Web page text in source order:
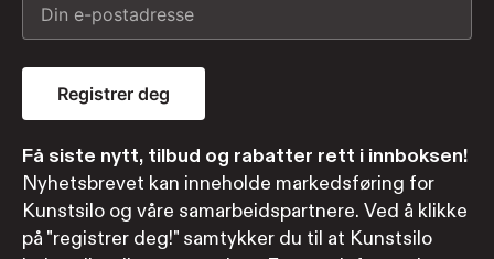
Registrer deg
Få siste nytt, tilbud og rabatter rett i innboksen!
Nyhetsbrevet kan inneholde markedsføring for
Kunstsilo og våre samarbeidspartnere. Ved å klikke
på "registrer deg!" samtykker du til at Kunstsilo